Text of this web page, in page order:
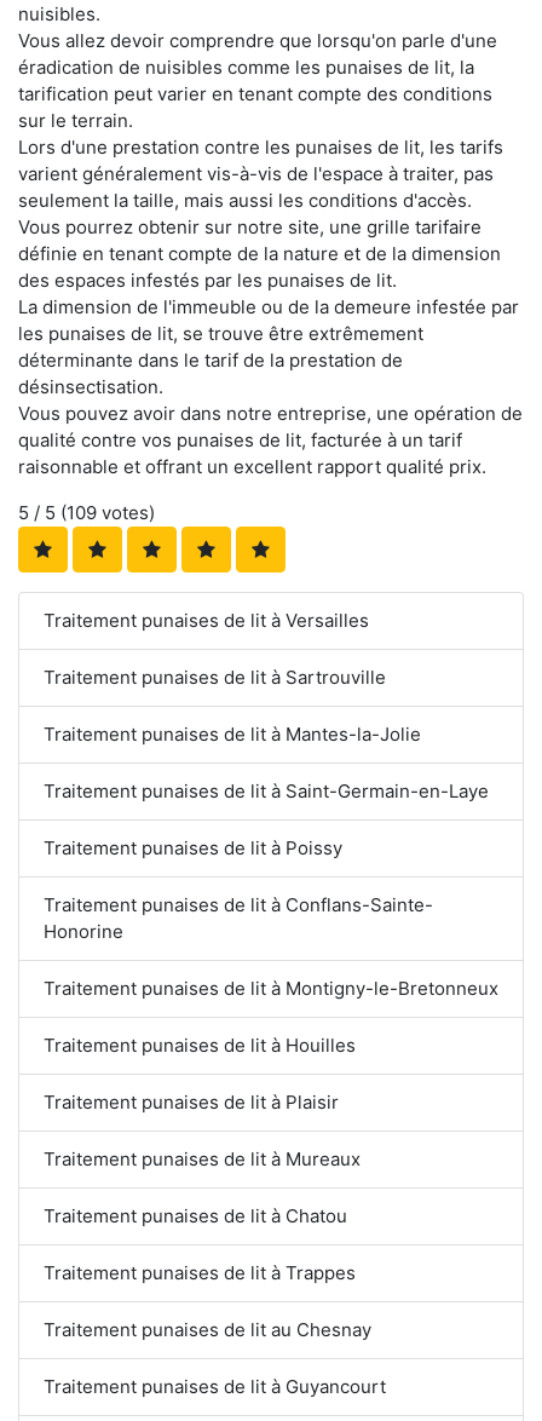
nuisibles.
Vous allez devoir comprendre que lorsqu'on parle d'une
éradication de nuisibles comme les punaises de lit, la
tarification peut varier en tenant compte des conditions
sur le terrain.
Lors d'une prestation contre les punaises de lit, les tarifs
varient généralement vis-à-vis de l'espace à traiter, pas
seulement la taille, mais aussi les conditions d'accès.
Vous pourrez obtenir sur notre site, une grille tarifaire
définie en tenant compte de la nature et de la dimension
des espaces infestés par les punaises de lit.
La dimension de l'immeuble ou de la demeure infestée par
les punaises de lit, se trouve être extrêmement
déterminante dans le tarif de la prestation de
désinsectisation.
Vous pouvez avoir dans notre entreprise, une opération de
qualité contre vos punaises de lit, facturée à un tarif
raisonnable et offrant un excellent rapport qualité prix.
5 / 5 (109 votes)
Traitement punaises de lit à Versailles
Traitement punaises de lit à Sartrouville
Traitement punaises de lit à Mantes-la-Jolie
Traitement punaises de lit à Saint-Germain-en-Laye
Traitement punaises de lit à Poissy
Traitement punaises de lit à Conflans-Sainte-
Honorine
Traitement punaises de lit à Montigny-le-Bretonneux
Traitement punaises de lit à Houilles
Traitement punaises de lit à Plaisir
Traitement punaises de lit à Mureaux
Traitement punaises de lit à Chatou
Traitement punaises de lit à Trappes
Traitement punaises de lit au Chesnay
Traitement punaises de lit à Guyancourt